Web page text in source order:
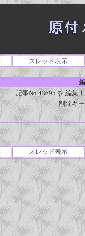
スレッド表示
記事No.43695 を 編集
削除キ
スレッド表示